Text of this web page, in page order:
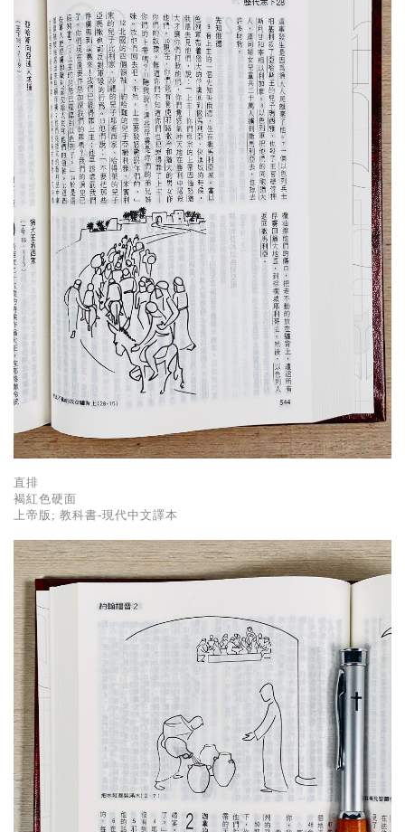
精選英文書
電子書
基道 Top 50
直排
褐紅色硬面
上帝版; 教科書-現代中文譯本